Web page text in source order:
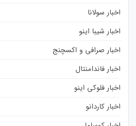
اخبار سولانا
اخبار شیبا اینو
اخبار صرافی و اکسچنج
اخبار فاندامنتال
اخبار فلوکی اینو
اخبار کاردانو